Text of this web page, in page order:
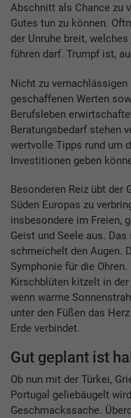
Abschnitt als Chance zu
Gutes tun zu können.
der Unruhe breit,
führen darf. Trumpf ist,
Nicht zu
geschaffenen Werten
Berufsleben
Beratungsbedarf stehen
wertvolle Tipps rund um
Investitionen geben
Besonderen Reiz übt der
Süden Europas zu
insbesondere im Freien,
Geist und Seele aus.
schmeichelt den Augen.
Symphonie für die
Kirschblüten kitzelt in
wenn warme
unter den Füßen das
Erde verbindet.
Gut geplant ist
Ob nun mit der Türkei,
Portugal geliebäugelt
Geschmackssache.